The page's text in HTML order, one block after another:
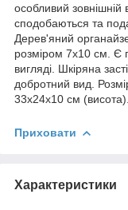
особливий зовнішній
сподобаються та
Дерев'яний
розміром 7х10 см. Є
вигляді. Шкіряна
добротний вид.
33х24х10 см
Приховати
Характеристики